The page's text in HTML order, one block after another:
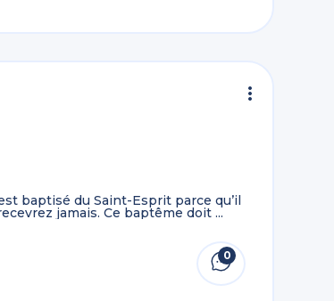
baptisé du Saint-Esprit parce qu’il
jamais. Ce baptême doit ...
0